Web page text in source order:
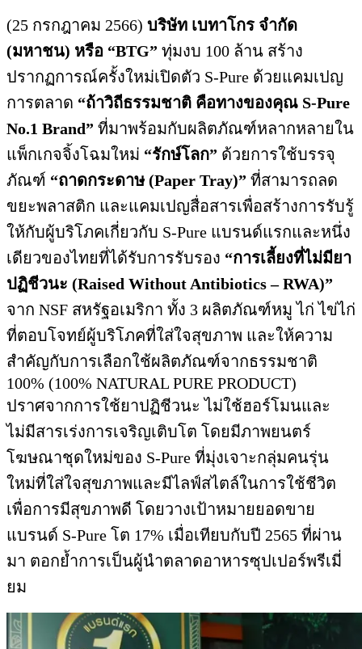
(25 กรกฎาคม 2566) บริษัท เบทาโกร จำกัด
(มหาชน) หรือ “BTG” ทุ่มงบ 100 ล้าน สร้าง
ปรากฏการณ์ครั้งใหม่เปิดตัว S-Pure ด้วยแคมเปญ
การตลาด “ถ้าวิถีธรรมชาติ คือทางของคุณ S-Pure
No.1 Brand” ที่มาพร้อมกับผลิตภัณฑ์หลากหลายใน
แพ็กเกจจิ้งโฉมใหม่ “รักษ์โลก” ด้วยการใช้บรรจุ
ภัณฑ์ “ถาดกระดาษ (Paper Tray)” ที่สามารถลด
ขยะพลาสติก และแคมเปญสื่อสารเพื่อสร้างการรับรู้
ให้กับผู้บริโภคเกี่ยวกับ S-Pure แบรนด์แรกและหนึ่ง
เดียวของไทยที่ได้รับการรับรอง “การเลี้ยงที่ไม่มียา
ปฏิชีวนะ (Raised Without Antibiotics – RWA)”
จาก NSF สหรัฐอเมริกา ทั้ง 3 ผลิตภัณฑ์หมู ไก่ ไข่ไก่
ที่ตอบโจทย์ผู้บริโภคที่ใส่ใจสุขภาพ และให้ความ
สำคัญกับการเลือกใช้ผลิตภัณฑ์จากธรรมชาติ
100% (100% NATURAL PURE PRODUCT)
ปราศจากการใช้ยาปฏิชีวนะ ไม่ใช้ฮอร์โมนและ
ไม่มีสารเร่งการเจริญเติบโต โดยมีภาพยนตร์
โฆษณาชุดใหม่ของ S-Pure ที่มุ่งเจาะกลุ่มคนรุ่น
ใหม่ที่ใส่ใจสุขภาพและมีไลฟ์สไตล์ในการใช้ชีวิต
เพื่อการมีสุขภาพดี โดยวางเป้าหมายยอดขาย
แบรนด์ S-Pure โต 17% เมื่อเทียบกับปี 2565 ที่ผ่าน
มา ตอกย้ำการเป็นผู้นำตลาดอาหารซุปเปอร์พรีเมี่
ยม